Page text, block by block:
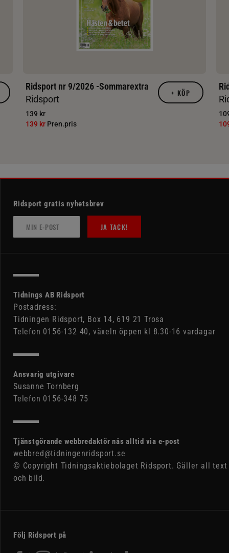
Ridsport nr 9/2026 -Sommarextra
Ridsport
139 kr
139 kr Pren.pris
+ KÖP
Ridsport gratis nyhetsbrev
JA TACK!
Tidnings AB Ridsport
Postadress:
Tidningen Ridsport, Box 14, 619 21 Trosa
Telefon 0156-132 40, växeln öppen kl 8.30-16 vardagar
Ansvarig utgivare
Susanne Tornberg
Telefon 0156-348 75
Tjänstgörande webbredaktör nås alltid via e-post
webbred@tidningenridsport.se
© Copyright Tidningsaktiebolaget Ridsport. Gäller all text
och bild.
Följ Ridsport på